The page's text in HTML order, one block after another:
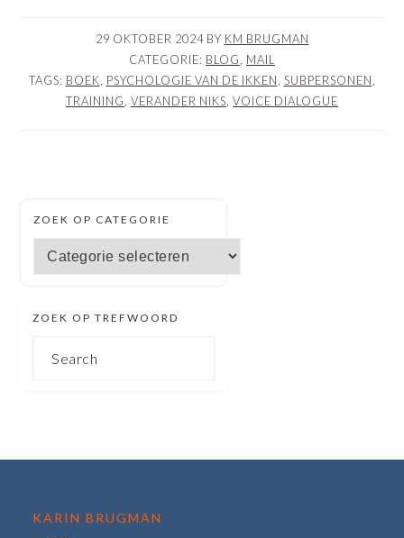
29 OKTOBER 2024BY KM BRUGMAN
CATEGORIE: BLOG
MAIL
TAGS: BOEK PSYCHOLOGIE VAN DE IKKEN SUBPERSONEN
TRAINING VERANDER NIKS VOICE DIALOGUE
SECUNDAIRE
SIDEBAR
ZOEK OP CATEGORIE
Zoek
op
ZOEK OP TREFWOORD
FOOTER
KARIN BRUGMAN